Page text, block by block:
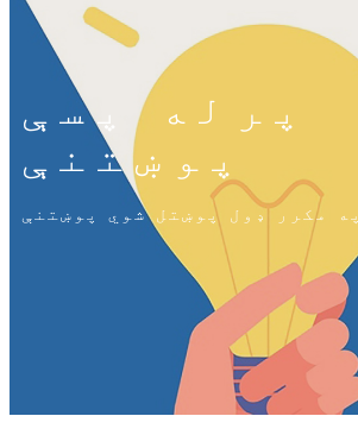
پرله پسې
پوښتنې
په مکرر ډول پوښتل شوي پوښتنې